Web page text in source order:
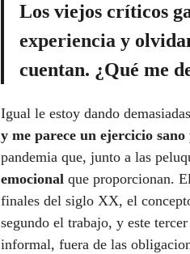
Los viejos críticos
experiencia y
cuentan. ¿Qué me
Igual le estoy dando
y me parece un ejercicio
pandemia que, junto a las
emocional que proporcionan.
finales del siglo XX, el
segundo el trabajo, y este
informal, fuera de las